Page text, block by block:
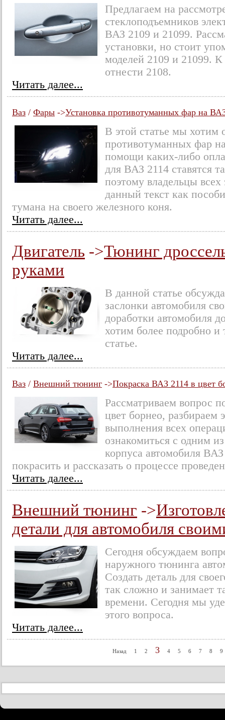
Предлагаем на
стеклоподъемников
ВАЗ 2109 и 21099.
установки, но стоит
моделей 2109 и 21099.
отнести 2108.
Читать далее...
Ваз / Фары ->Установка противотуманных фар на
В этой статье мы хотим
противотуманных фар
помощи каких-либо
для ВАЗ 2114 ставятся
поэтому владельцы всех
данный текст как
тумана на своего железного коня.
Читать далее...
Двигатель ->Тюнинг
руками
В данной статье
заслонки автомобиля
доработки автомобиля
хотим более подробно и
статье.
Читать далее...
Ваз / Внешний тюнинг ->Покраска ВАЗ 2114 в цвет
Рассматриваем вопрос
цвет борнео, разбираем
выполнения всех
ознакомиться с одним
корпуса автомобиля
покрасить и рассказать о процессе
Читать далее...
Внешний тюнинг ->
детали для автомобиля
Сегодня обсуждаем
наружного тюнинга
Создать деталь для
так сложно и занимает
времени. Сегодня мы
этого вопроса.
Читать далее...
Назад 1 2 3 4 5 6 7 8 9